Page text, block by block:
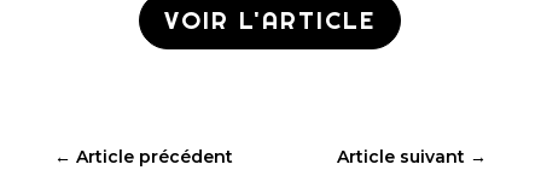
VOIR L'ARTICLE
← Article précédent Article suivant →